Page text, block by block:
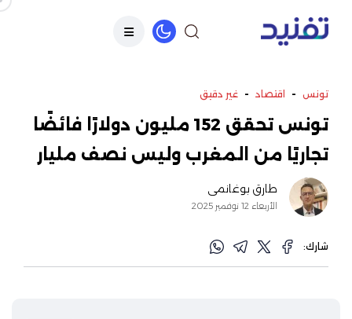
تونس - اقتصاد - غير دقيق
تونس تحقق 152 مليون دولارًا فائضًا
تجاريًا من المغرب وليس نصف مليار
طارق بوغانمي
الأربعاء 12 نوفمبر 2025
شارك: